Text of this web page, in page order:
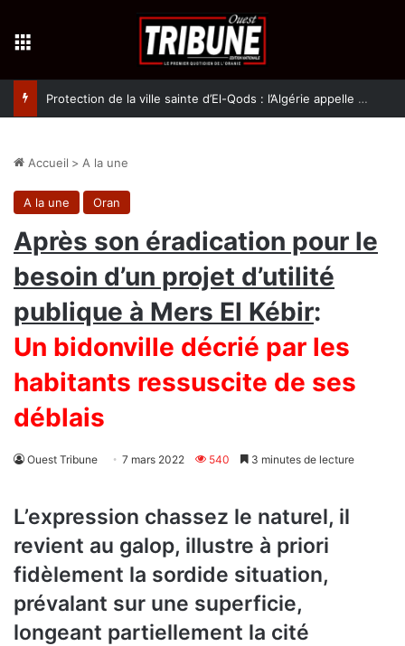
Protection de la ville sainte d’El-Qods : l’Algérie appelle à une action collective
Accueil > A la une
A la une Oran
Après son éradication pour le
besoin d’un projet d’utilité
publique à Mers El Kébir:
Un bidonville décrié par les
habitants ressuscite de ses
déblais
Ouest Tribune 7 mars 2022 540 3 minutes de lecture
L’expression chassez le naturel, il
revient au galop, illustre à priori
fidèlement la sordide situation,
prévalant sur une superficie,
longeant partiellement la cité